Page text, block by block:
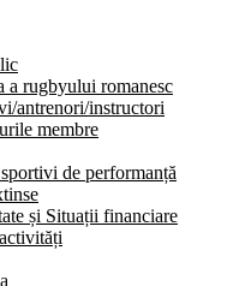
a rugbyului romanesc
antrenori/instructori
membre
de performanță
și Situații financiare